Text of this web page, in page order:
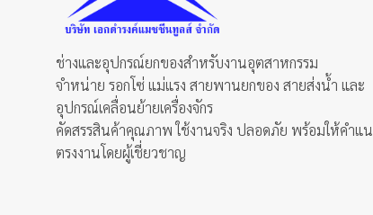
ช่างและอุปกรณ์ยกของสำหรับงานอุตสาหกรรม
จำหน่าย รอกโซ่ แม่แรง สายพานยกของ สายส่งน้ำ และ
อุปกรณ์เคลื่อนย้ายเครื่องจักร
คัดสรรสินค้าคุณภาพ ใช้งานจริง ปลอดภัย พร้อมให้คำแ
ตรงงานโดยผู้เชี่ยวชาญ